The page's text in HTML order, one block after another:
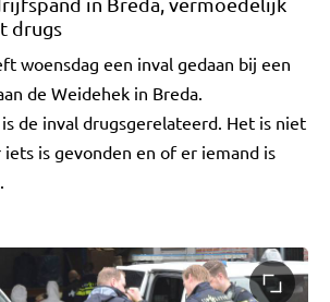
drugs
woensdag een inval gedaan bij een
de Weidehek in Breda.
de inval drugsgerelateerd. Het is niet
is gevonden en of er iemand is